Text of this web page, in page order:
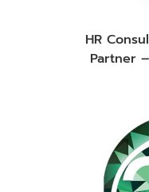
HR
Partner